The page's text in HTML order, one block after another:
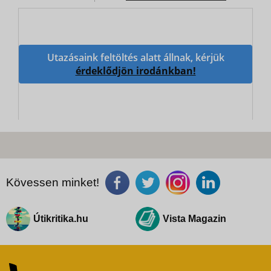
Utazásaink feltöltés alatt állnak, kérjük
érdeklődjön irodánkban!
Kövessen minket!
Útikritika.hu Vista Magazin